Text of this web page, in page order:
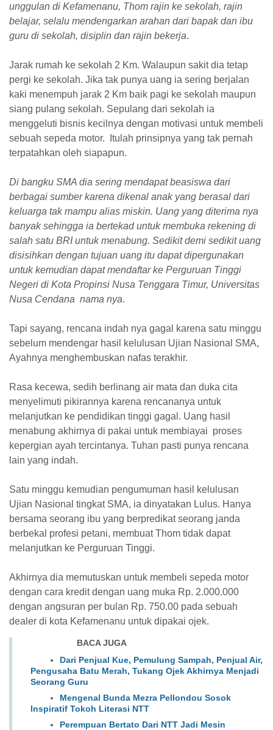
unggulan di Kefamenanu, Thom rajin ke sekolah, rajin
belajar, selalu mendengarkan arahan dari bapak dan ibu
guru di sekolah, disiplin dan rajin bekerja.
Jarak rumah ke sekolah 2 Km. Walaupun sakit dia tetap
pergi ke sekolah. Jika tak punya uang ia sering berjalan
kaki menempuh jarak 2 Km baik pagi ke sekolah maupun
siang pulang sekolah. Sepulang dari sekolah ia
menggeluti bisnis kecilnya dengan motivasi untuk membeli
sebuah sepeda motor. Itulah prinsipnya yang tak pernah
terpatahkan oleh siapapun.
Di bangku SMA dia sering mendapat beasiswa dari
berbagai sumber karena dikenal anak yang berasal dari
keluarga tak mampu alias miskin. Uang yang diterima nya
banyak sehingga ia bertekad untuk membuka rekening di
salah satu BRI untuk menabung. Sedikit demi sedikit uang
disisihkan dengan tujuan uang itu dapat dipergunakan
untuk kemudian dapat mendaftar ke Perguruan Tinggi
Negeri di Kota Propinsi Nusa Tenggara Timur, Universitas
Nusa Cendana nama nya.
Tapi sayang, rencana indah nya gagal karena satu minggu
sebelum mendengar hasil kelulusan Ujian Nasional SMA,
Ayahnya menghembuskan nafas terakhir.
Rasa kecewa, sedih berlinang air mata dan duka cita
menyelimuti pikirannya karena rencananya untuk
melanjutkan ke pendidikan tinggi gagal. Uang hasil
menabung akhirnya di pakai untuk membiayai proses
kepergian ayah tercintanya. Tuhan pasti punya rencana
lain yang indah.
Satu minggu kemudian pengumuman hasil kelulusan
Ujian Nasional tingkat SMA, ia dinyatakan Lulus. Hanya
bersama seorang ibu yang berpredikat seorang janda
berbekal profesi petani, membuatThom tidak dapat
melanjutkan ke Perguruan Tinggi.
Akhirnya dia memutuskan untuk membeli sepeda motor
dengan cara kredit dengan uang muka Rp. 2.000.000
dengan angsuran per bulan Rp. 750.00 pada sebuah
dealer di kota Kefamenanu untuk dipakai ojek.
BACA JUGA
Dari Penjual Kue, Pemulung Sampah, Penjual Air,
Pengusaha Batu Merah, Tukang Ojek Akhirnya Menjadi
Seorang Guru
Mengenal Bunda Mezra Pellondou Sosok
Inspiratif Tokoh Literasi NTT
Perempuan Bertato Dari NTT Jadi Mesin